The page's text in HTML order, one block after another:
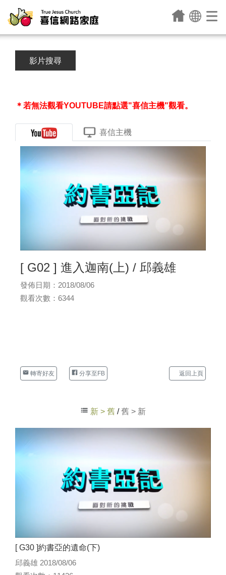
影片搜尋
＊若無法觀看YOUTUBE請點選"喜信主機"觀看。
喜信主機
[ G02 ] 進入迦南(上) / 邱義雄
發佈日期：2018/08/06
觀看次數：6344
轉寄好友 分享至FB 返回上頁
新 > 舊 /舊 > 新
[ G30 ]約書亞的遺命(下)
邱義雄 2018/08/06